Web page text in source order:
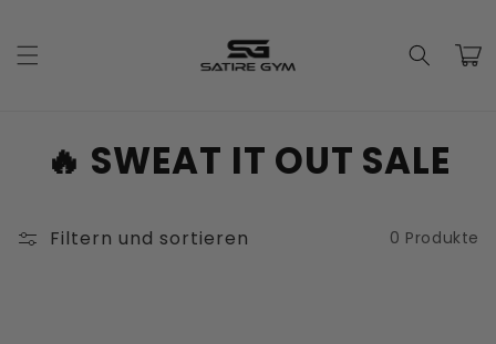
Inhalt
K
t
🔥 SWEAT IT OUT SALE
Filtern und sortieren 0 Produkte